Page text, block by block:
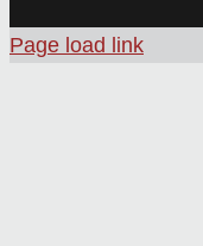
Page load link